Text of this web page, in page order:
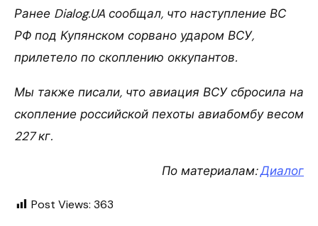
Ранее Dialog.UA сообщал, что наступление ВС
РФ под Купянском сорвано ударом ВСУ,
прилетело по скоплению оккупантов.
Мы также писали, что авиация ВСУ сбросила на
скопление российской пехоты авиабомбу весом
227 кг.
По материалам:Диалог
Post Views: 363